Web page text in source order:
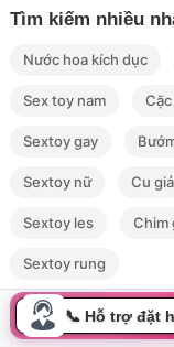
Bảo quản nơi khô
Đậy kín nắp sau khi
Tìm kiếm nhiều
Nước hoa kích dục
Sex toy nam
Sextoy gay
Sextoy nữ Cu giả
Sextoy les Chim
Sextoy rung